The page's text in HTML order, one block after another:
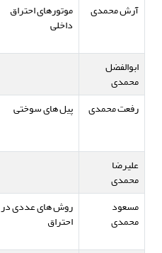
آرش محمدی
موتورهای احتراق
داخلی
ابوالفضل
محمدی
رفعت محمدی پیل های سوختی
علیرضا
محمدی
مسعود
محمدی
روش های عددی در
احتراق